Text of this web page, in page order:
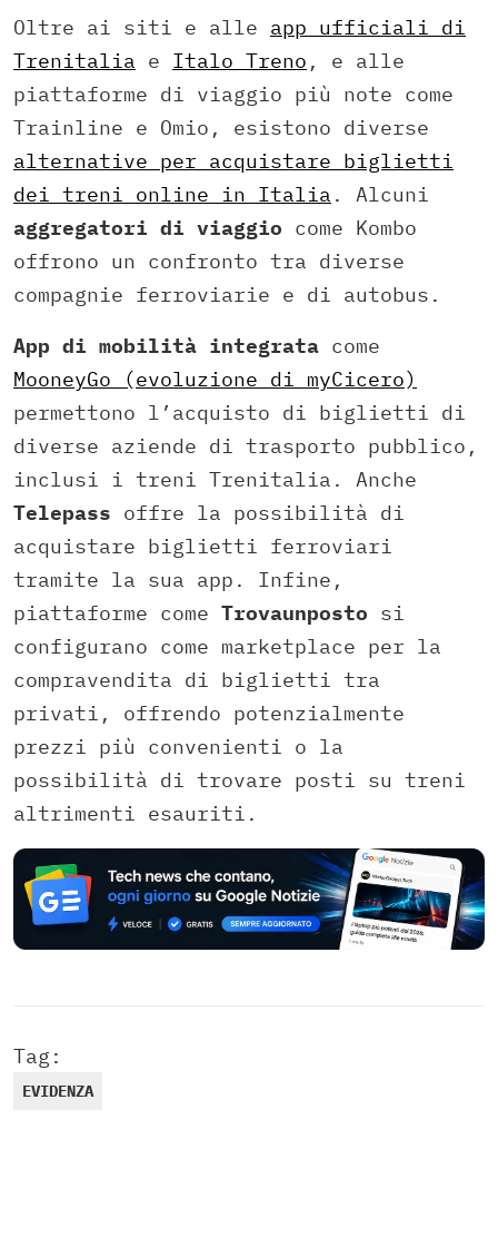
Oltre ai siti e alle app ufficiali di
Trenitalia e Italo Treno , e alle
piattaforme di viaggio più note come
Trainline e Omio, esistono diverse
alternative per acquistare biglietti
dei treni online in Italia . Alcuni
aggregatori di viaggio come Kombo
offrono un confronto tra diverse
compagnie ferroviarie e di autobus.
App di mobilità integrata come
MooneyGo (evoluzione di myCicero)
permettono l’acquisto di biglietti di
diverse aziende di trasporto pubblico,
inclusi i treni Trenitalia. Anche
Telepass offre la possibilità di
acquistare biglietti ferroviari
tramite la sua app. Infine,
piattaforme come Trovaunposto si
configurano come marketplace per la
compravendita di biglietti tra
privati, offrendo potenzialmente
prezzi più convenienti o la
possibilità di trovare posti su treni
altrimenti esauriti.
Tag:
EVIDENZA